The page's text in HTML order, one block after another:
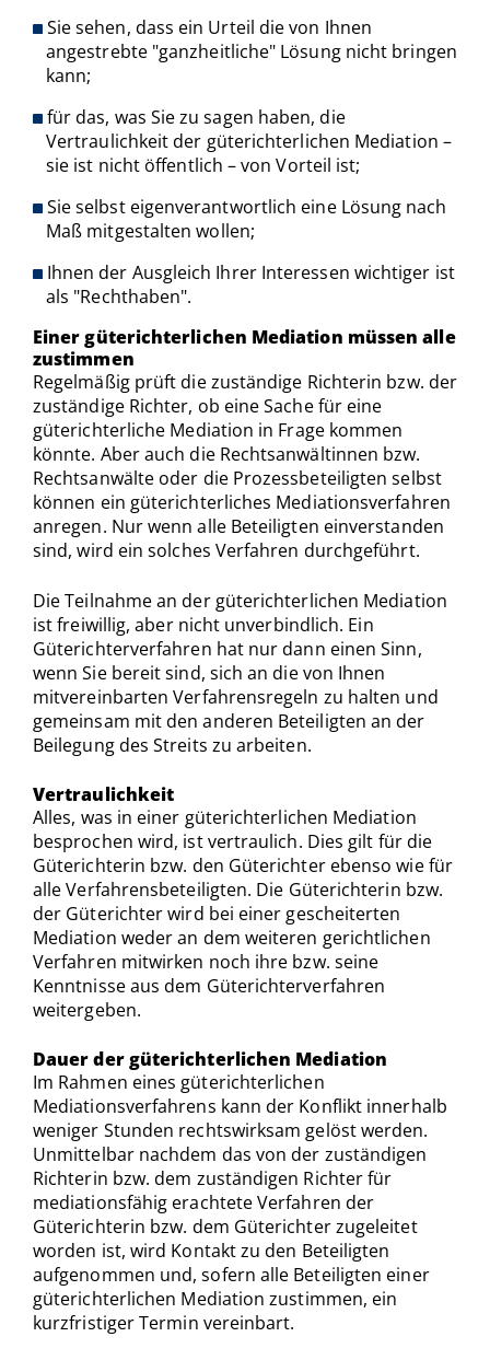
Sie sehen, dass ein Urteil die von Ihnen
angestrebte "ganzheitliche" Lösung nicht bringen
kann;
für das, was Sie zu sagen haben, die
Vertraulichkeit der güterichterlichen Mediation –
sie ist nicht öffentlich – von Vorteil ist;
Sie selbst eigenverantwortlich eine Lösung nach
Maß mitgestalten wollen;
Ihnen der Ausgleich Ihrer Interessen wichtiger ist
als "Rechthaben".
Einer güterichterlichen Mediation müssen alle
zustimmen
Regelmäßig prüft die zuständige Richterin bzw. der
zuständige Richter, ob eine Sache für eine
güterichterliche Mediation in Frage kommen
könnte. Aber auch die Rechtsanwältinnen bzw.
Rechtsanwälte oder die Prozessbeteiligten selbst
können ein güterichterliches Mediationsverfahren
anregen. Nur wenn alle Beteiligten einverstanden
sind, wird ein solches Verfahren durchgeführt.
Die Teilnahme an der güterichterlichen Mediation
ist freiwillig, aber nicht unverbindlich. Ein
Güterichterverfahren hat nur dann einen Sinn,
wenn Sie bereit sind, sich an die von Ihnen
mitvereinbarten Verfahrensregeln zu halten und
gemeinsam mit den anderen Beteiligten an der
Beilegung des Streits zu arbeiten.
Vertraulichkeit
Alles, was in einer güterichterlichen Mediation
besprochen wird, ist vertraulich. Dies gilt für die
Güterichterin bzw. den Güterichter ebenso wie für
alle Verfahrensbeteiligten. Die Güterichterin bzw.
der Güterichter wird bei einer gescheiterten
Mediation weder an dem weiteren gerichtlichen
Verfahren mitwirken noch ihre bzw. seine
Kenntnisse aus dem Güterichterverfahren
weitergeben.
Dauer der güterichterlichen Mediation
Im Rahmen eines güterichterlichen
Mediationsverfahrens kann der Konflikt innerhalb
weniger Stunden rechtswirksam gelöst werden.
Unmittelbar nachdem das von der zuständigen
Richterin bzw. dem zuständigen Richter für
mediationsfähig erachtete Verfahren der
Güterichterin bzw. dem Güterichter zugeleitet
worden ist, wird Kontakt zu den Beteiligten
aufgenommen und, sofern alle Beteiligten einer
güterichterlichen Mediation zustimmen, ein
kurzfristiger Termin vereinbart.